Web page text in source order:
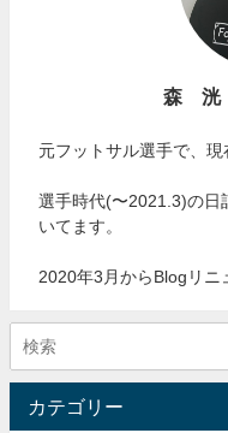
森 洸
元フットサル選手で、現
選手時代(〜2021.3)の日
いてます。
2020年3月からBlogリニ
カテゴリー